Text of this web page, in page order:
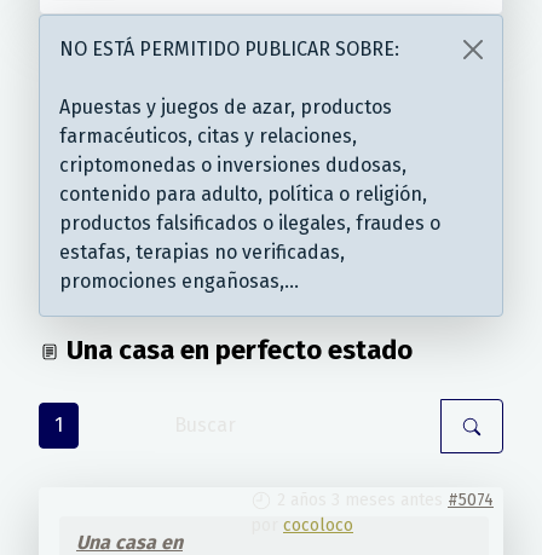
NO ESTÁ PERMITIDO PUBLICAR SOBRE:
Apuestas y juegos de azar, productos
farmacéuticos, citas y relaciones,
criptomonedas o inversiones dudosas,
contenido para adulto, política o religión,
productos falsificados o ilegales, fraudes o
estafas, terapias no verificadas,
promociones engañosas,...
Una casa en perfecto estado
1
#5074
cocoloco
Una casa en